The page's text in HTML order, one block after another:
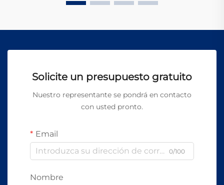
Solicite un presupuesto gratuito
Nuestro representante se pondrá en contacto
con usted pronto.
Email
0/100
Nombre